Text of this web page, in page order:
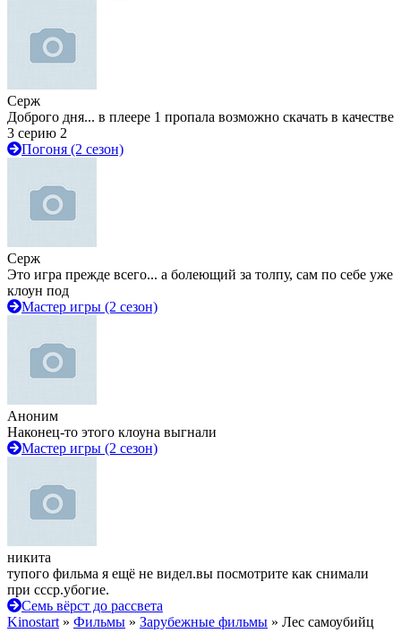
Серж
Доброго дня... в плеере 1 пропала возможно скачать в качестве
3 серию 2
Погоня (2 сезон)
Серж
Это игра прежде всего... а болеющий за толпу, сам по себе уже
клоун под
Мастер игры (2 сезон)
Аноним
Наконец-то этого клоуна выгнали
Мастер игры (2 сезон)
никита
тупого фильма я ещё не видел.вы посмотрите как снимали
при ссср.убогие.
Семь вёрст до рассвета
Kinostart » Фильмы » Зарубежные фильмы » Лес самоубийц